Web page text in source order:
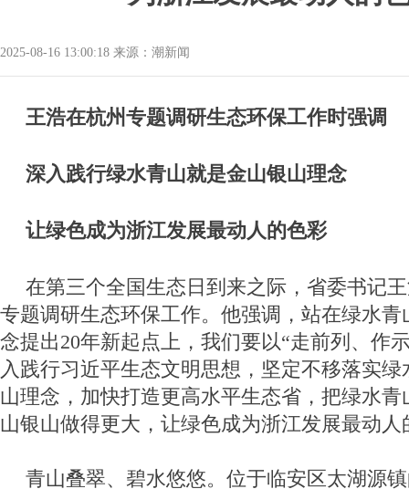
2025-08-16 13:00:18 来源：潮新闻
王浩在杭州专题调研生态环保工作时强调
深入践行绿水青山就是金山银山理念
让绿色成为浙江发展最动人的色彩
在第三个全国生态日到来之际，省委书记
专题调研生态环保工作。他强调，站在绿水
念提出20年新起点上，我们要以“走前列、作
入践行习近平生态文明思想，坚定不移落实
山理念，加快打造更高水平生态省，把绿水
山银山做得更大，让绿色成为浙江发展最动人
青山叠翠、碧水悠悠。位于临安区太湖源